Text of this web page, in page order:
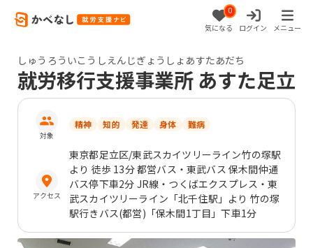
0
気になる ログイン メニュー
しゅうろういこうしえんじぎょうしょあすたあだち
就労移行支援事業所 あすた足立
対象
精神 知的 発達 身体 難病
アクセス
東京都足立区/東武スカイツリーライン竹の塚駅
より 徒歩 13分 都営バス・東武バス 保木間仲通
バス停下車2分 JR線・つくばエクスプレス・東
武スカイツリーライン「北千住駅」より 竹の塚
駅行きバス(都営)「保木間1丁目」下車1分